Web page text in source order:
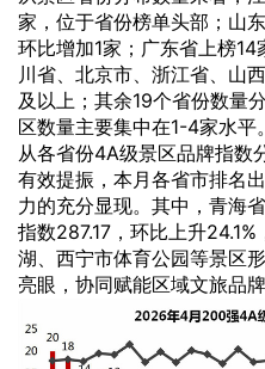
家，位于省份榜单头部；山
环比增加1家；广东省上榜
川省、北京市、浙江省、山
及以上；其余19个省份数量
区数量主要集中在1-4家水平。
从各省份4A级景区品牌指数
有效提振，本月各省市排名
力的充分显现。其中，青海
指数287.17，环比上升
湖、西宁市体育公园等景区
亮眼，协同赋能区域文旅品牌